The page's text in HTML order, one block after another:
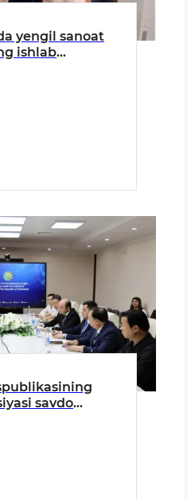
yengil sanoat
ishlab
savdo
bilan
o‘tdi.